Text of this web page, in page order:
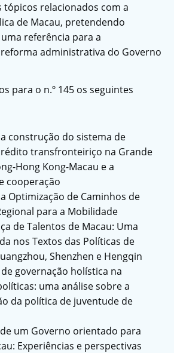
tópicos relacionados com a
de Macau, pretendendo
referência para a
administrativa do Governo
para o n.º 145 os seguintes
construção do sistema de
transfronteiriço na Grande
Hong Kong-Macau e a
cooperação
Optimização de Caminhos de
para a Mobilidade
de Talentos de Macau: Uma
nos Textos das Políticas de
Shenzhen e Hengqin
governação holística na
uma análise sobre a
da política de juventude de
um Governo orientado para
Experiências e perspectivas